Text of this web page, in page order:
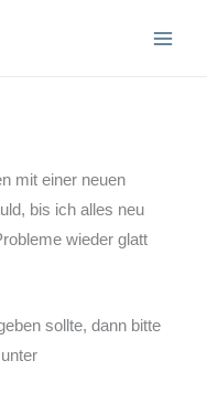
mit einer neuen
bis ich alles neu
wieder glatt
sollte, dann bitte